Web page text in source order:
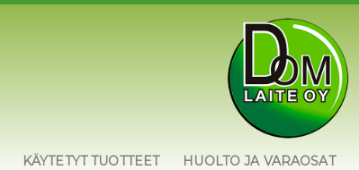
KÄYTETYT TUOTTEET HUOLTO JA VARAOSAT